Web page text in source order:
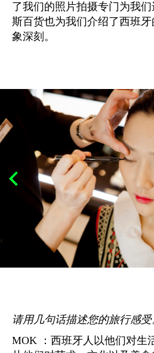
了我们的照片拍摄专门为我
斯百货也为我们介绍了西班
象深刻。
请用几句话描述您的旅行感受
MOK ：西班牙人以他们对生